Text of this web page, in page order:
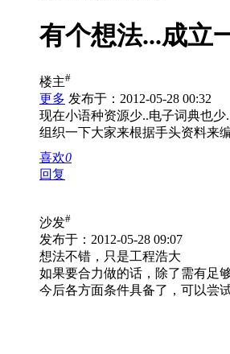
有个想法...成立
楼主#
更多 发布于：2012-05-28 00:32
现在小语种资源少..电子词典也
组织一下大家来根据手头资料来
喜欢0
回复
沙发#
发布于：2012-05-28 09:07
想法不错，只是工程浩大
如果要合力做的话，除了需有足
今后各方面条件具备了，可以尝